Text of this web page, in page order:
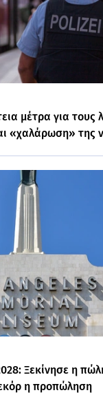
μέτρα για τους
«χαλάρωση» της
Ξεκίνησε η
η προπώληση